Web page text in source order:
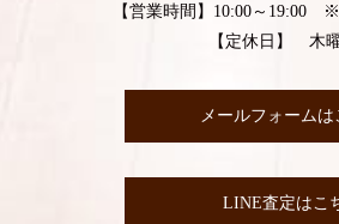
【営業時間】10:00～19:00
【定休日】 木
メールフォームは
LINE査定はこ